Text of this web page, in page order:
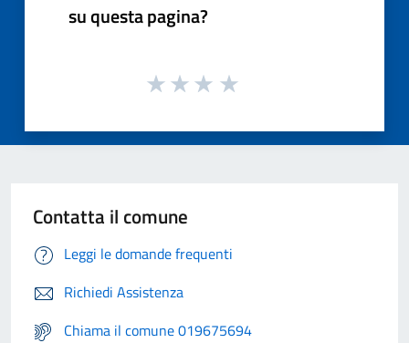
su questa pagina?
Contatta il comune
Leggi le domande frequenti
Richiedi Assistenza
Chiama il comune 019675694